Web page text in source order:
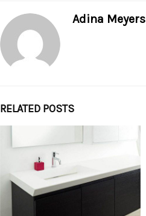
Adina Meyers
RELATED POSTS